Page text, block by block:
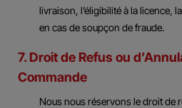
livraison, l’éligibilité à la licence,
en cas de soupçon de fraude.
7. Droit de Refus ou
Commande
Nous nous réservons le droit de